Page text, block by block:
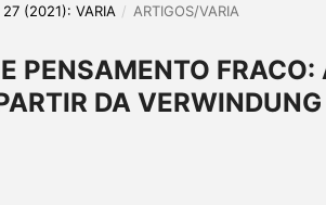
(2021): VARIA / ARTIGOS/VARIA
PENSAMENTO
DA